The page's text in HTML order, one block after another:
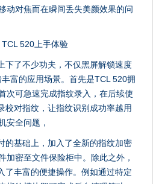
动对焦而在瞬间丢失美颜效果的问
下了不少功夫，不仅黑屏解锁速度
富的应用场景。首先是TCL 520拥
次可急速完成指纹录入，在后续使
校对指纹，让指纹识别成功率越用
安全问题，
的基础上，加入了全新的指纹加密
加密至文件保险柜中。除此之外，
了丰富的便捷操作。例如通过特定